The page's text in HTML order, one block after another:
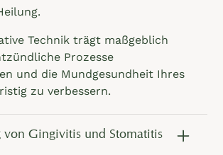
Technik trägt maßgeblich
Prozesse
und die Mundgesundheit Ihres
zu verbessern.
von Gingivitis und Stomatitis